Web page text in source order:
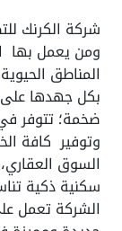
ومن يعمل بها
المناطق
بكل جهدها على
ضخمة؛ تتوفر في
وتوفير كافة
السوق
سكنية ذكية
الشركة تعمل